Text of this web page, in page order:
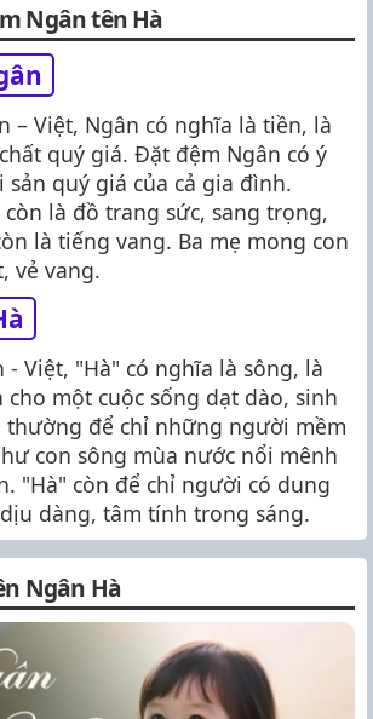
Ngân tên Hà
– Việt, Ngân có nghĩa là tiền, là
quý giá. Đặt đệm Ngân có ý
sản quý giá của cả gia đình.
là đồ trang sức, sang trọng,
là tiếng vang. Ba mẹ mong con
vẻ vang.
- Việt, "Hà" có nghĩa là sông, là
một cuộc sống dạt dào, sinh
thường để chỉ những người mềm
con sông mùa nước nổi mênh
"Hà" còn để chỉ người có dung
dàng, tâm tính trong sáng.
Ngân Hà